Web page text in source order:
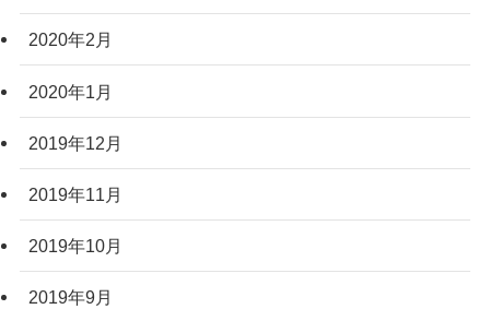
2020年2月
2020年1月
2019年12月
2019年11月
2019年10月
2019年9月